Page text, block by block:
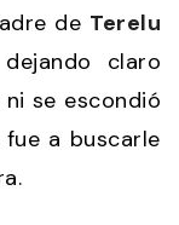
de Terelu
dejando claro
se escondió
a buscarle